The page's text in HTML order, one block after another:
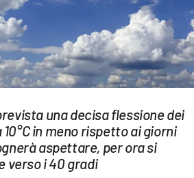
una decisa flessione dei
in meno rispetto ai giorni
aspettare, per ora si
verso i 40 gradi